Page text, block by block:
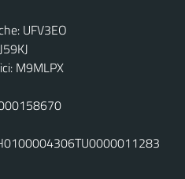
UFV3EO
M9MLPX